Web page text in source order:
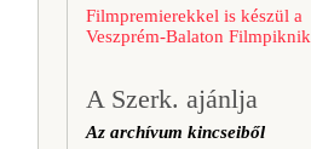
Filmpremierekkel is készül a
Veszprém-Balaton Filmpiknik
A Szerk. ajánlja
Az archívum kincseiből